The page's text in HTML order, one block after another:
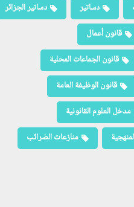
دساتير
دساتير الجزائر
قانون أعمال
قانون الجماعات المحلية
قانون الوظيفة العامة
مدخل العلوم القانونية
منازعات الضرائب